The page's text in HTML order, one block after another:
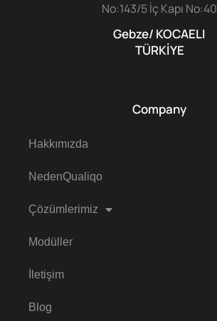
No:143/5 İç Kapı No:40
Gebze/ KOCAELI
TÜRKİYE
Company
Hakkımızda
NedenQualiqo
Çözümlerimiz
Modüller
İletişim
Blog